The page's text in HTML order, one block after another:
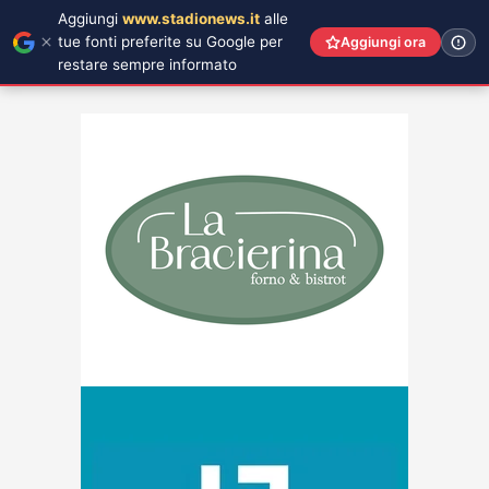
Aggiungi www.stadionews.it alle
tue fonti preferite su Google per
restare sempre informato
Aggiungi ora